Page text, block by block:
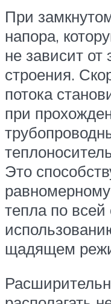
При
напора,
не зависит
строения.
потока
при
Это
тепла по всей
щадящем